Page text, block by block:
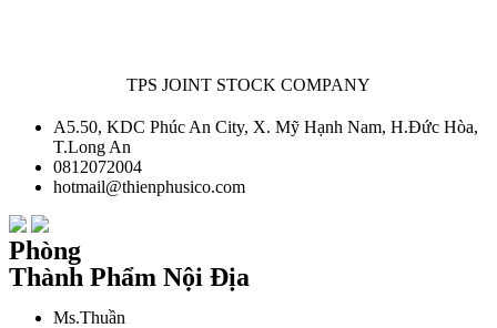
TPS JOINT STOCK COMPANY
A5.50, KDC Phúc An City, X. Mỹ Hạnh Nam, H.Đức Hòa,
T.Long An
0812072004
hotmail@thienphusico.com
Phòng
Thành Phẩm Nội Địa
Ms.Thuần